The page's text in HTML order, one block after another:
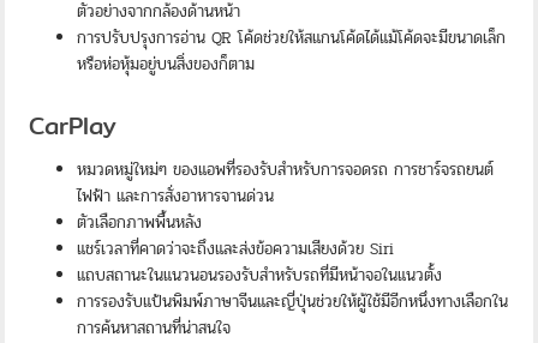
ตัวอย่างจากกล้องด้านหน้า
การปรับปรุงการอ่าน QR โค้ดช่วยให้สแกนโค้ดได้แม้โค้ดจะมีขนาดเล็ก
หรือห่อหุ้มอยู่บนสิ่งของก็ตาม
CarPlay
หมวดหมู่ใหม่ๆ ของแอพที่รองรับสำหรับการจอดรถ การชาร์จรถยนต์
ไฟฟ้า และการสั่งอาหารจานด่วน
ตัวเลือกภาพพื้นหลัง
แชร์เวลาที่คาดว่าจะถึงและส่งข้อความเสียงด้วย Siri
แถบสถานะในแนวนอนรองรับสำหรับรถที่มีหน้าจอในแนวตั้ง
การรองรับแป้นพิมพ์ภาษาจีนและญี่ปุ่นช่วยให้ผู้ใช้มีอีกหนึ่งทางเลือกใน
การค้นหาสถานที่น่าสนใจ